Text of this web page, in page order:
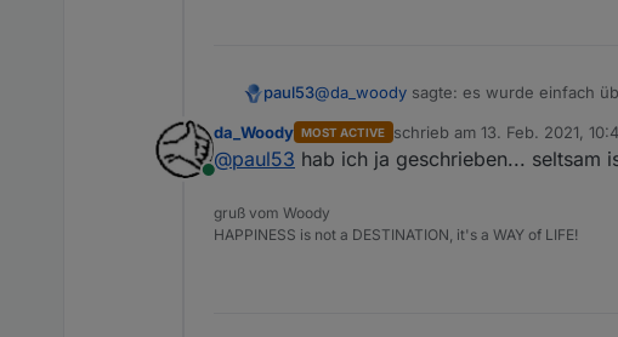
paul53@da_woody sagte: es wurde einfach
Das passiert nur mit Firefox.
Online
da_Woody MOST ACTIVE schrieb am 13. Feb. 2021,
zuletzt editiert von
@paul53 hab ich ja geschrieben... seltsam
gruß vom Woody
HAPPINESS is not a DESTINATION, it's a WAY of LIFE!